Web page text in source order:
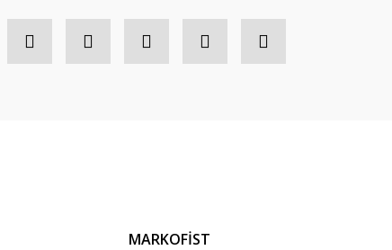
MARKOFİST